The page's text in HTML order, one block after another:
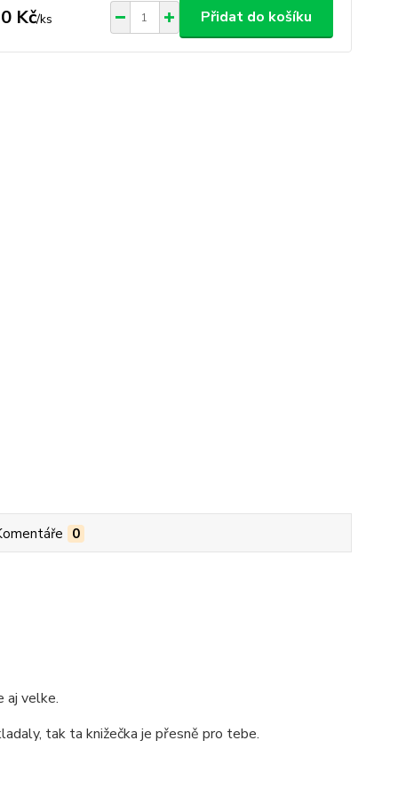
Kč/ks Přidat do košíku
0
aj velke.
tak ta knižečka je přesně pro tebe.